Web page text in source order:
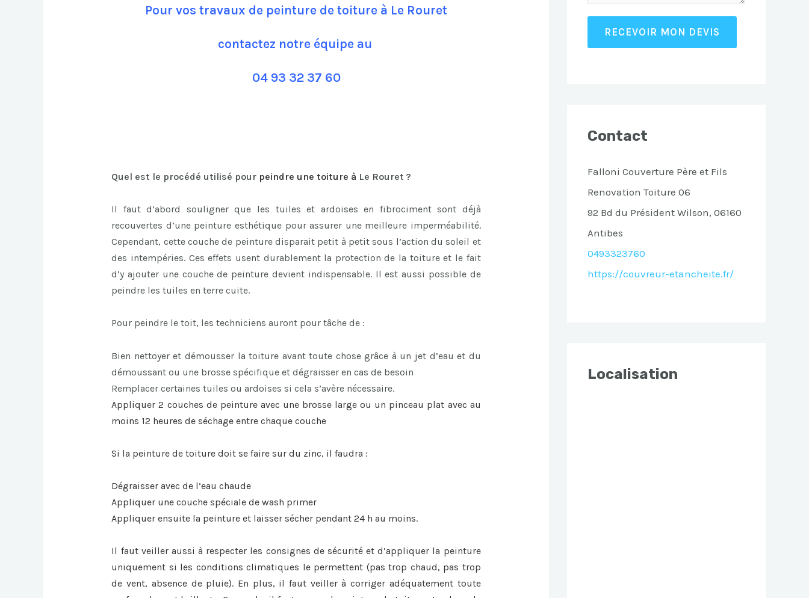
Pour vos travaux de peinture de toiture à Le Rouret
contactez notre équipe au
04 93 32 37 60
Quel est le procédé utilisé pour peindre une toiture à Le Rouret ?
Il faut d’abord souligner que les tuiles et ardoises en fibrociment sont déjà
recouvertes d’une peinture esthétique pour assurer une meilleure imperméabilité.
Cependant, cette couche de peinture disparait petit à petit sous l’action du soleil et
des intempéries. Ces effets usent durablement la protection de la toiture et le fait
d’y ajouter une couche de peinture devient indispensable. Il est aussi possible de
peindre les tuiles en terre cuite.
Pour peindre le toit, les techniciens auront pour tâche de :
Bien nettoyer et démousser la toiture avant toute chose grâce à un jet d’eau et du
démoussant ou une brosse spécifique et dégraisser en cas de besoin
Remplacer certaines tuiles ou ardoises si cela s’avère nécessaire.
Appliquer 2 couches de peinture avec une brosse large ou un pinceau plat avec au
moins 12 heures de séchage entre chaque couche
Si la peinture de toiture doit se faire sur du zinc, il faudra :
Dégraisser avec de l’eau chaude
Appliquer une couche spéciale de wash primer
Appliquer ensuite la peinture et laisser sécher pendant 24 h au moins.
Il faut veiller aussi à respecter les consignes de sécurité et d’appliquer la peinture
uniquement si les conditions climatiques le permettent (pas trop chaud, pas trop
de vent, absence de pluie). En plus, il faut veiller à corriger adéquatement toute
RECEVOIR MON DEVIS
Contact
Falloni Couverture Père et Fils
Renovation Toiture 06
92 Bd du Président Wilson, 06160
Antibes
0493323760
https://couvreur-etancheite.fr/
Localisation